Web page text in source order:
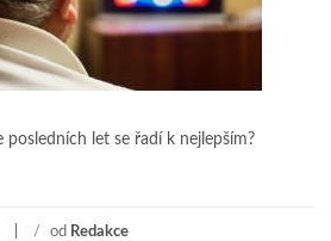
posledních let se řadí k nejlepším?
/ od Redakce